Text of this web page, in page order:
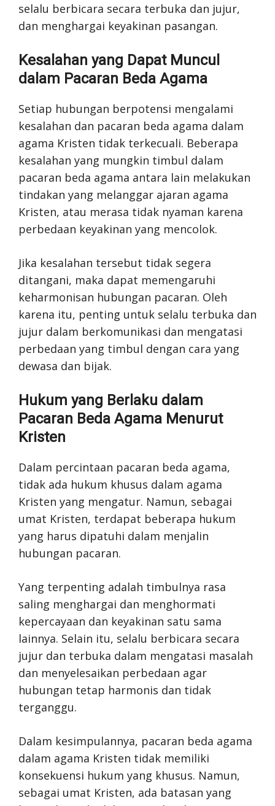
selalu berbicara secara terbuka dan jujur,
dan menghargai keyakinan pasangan.
Kesalahan yang Dapat Muncul
dalam Pacaran Beda Agama
Setiap hubungan berpotensi mengalami
kesalahan dan pacaran beda agama dalam
agama Kristen tidak terkecuali. Beberapa
kesalahan yang mungkin timbul dalam
pacaran beda agama antara lain melakukan
tindakan yang melanggar ajaran agama
Kristen, atau merasa tidak nyaman karena
perbedaan keyakinan yang mencolok.
Jika kesalahan tersebut tidak segera
ditangani, maka dapat memengaruhi
keharmonisan hubungan pacaran. Oleh
karena itu, penting untuk selalu terbuka dan
jujur dalam berkomunikasi dan mengatasi
perbedaan yang timbul dengan cara yang
dewasa dan bijak.
Hukum yang Berlaku dalam
Pacaran Beda Agama Menurut
Kristen
Dalam percintaan pacaran beda agama,
tidak ada hukum khusus dalam agama
Kristen yang mengatur. Namun, sebagai
umat Kristen, terdapat beberapa hukum
yang harus dipatuhi dalam menjalin
hubungan pacaran.
Yang terpenting adalah timbulnya rasa
saling menghargai dan menghormati
kepercayaan dan keyakinan satu sama
lainnya. Selain itu, selalu berbicara secara
jujur dan terbuka dalam mengatasi masalah
dan menyelesaikan perbedaan agar
hubungan tetap harmonis dan tidak
terganggu.
Dalam kesimpulannya, pacaran beda agama
dalam agama Kristen tidak memiliki
konsekuensi hukum yang khusus. Namun,
sebagai umat Kristen, ada batasan yang